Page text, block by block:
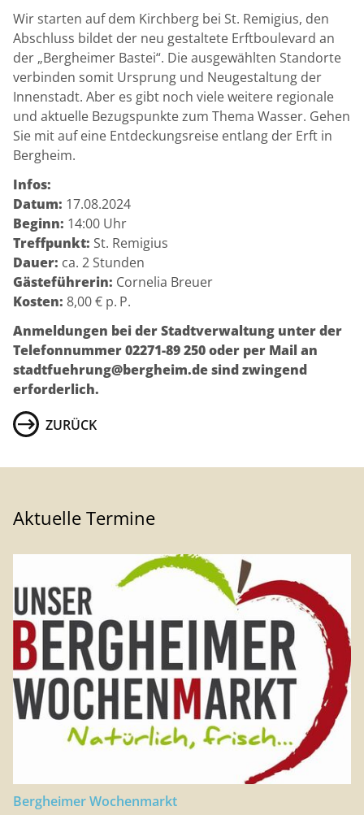
Wir starten auf dem Kirchberg bei St. Remigius, den
Abschluss bildet der neu gestaltete Erftboulevard an
der „Bergheimer Bastei“. Die ausgewählten Standorte
verbinden somit Ursprung und Neugestaltung der
Innenstadt. Aber es gibt noch viele weitere regionale
und aktuelle Bezugspunkte zum Thema Wasser. Gehen
Sie mit auf eine Entdeckungsreise entlang der Erft in
Bergheim.
Infos:
Datum: 17.08.2024
Beginn: 14:00 Uhr
Treffpunkt: St. Remigius
Dauer: ca. 2 Stunden
Gästeführerin: Cornelia Breuer
Kosten: 8,00 € p. P.
Anmeldungen bei der Stadtverwaltung unter der
Telefonnummer 02271-89 250 oder per Mail an
stadtfuehrung@bergheim.de sind zwingend
erforderlich.
ZURÜCK
Aktuelle Termine
Bergheimer Wochenmarkt